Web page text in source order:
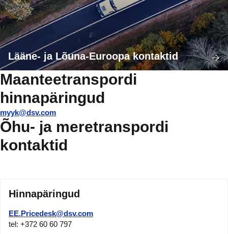
Lääne- ja Lõuna-Euroopa kontaktid
Maanteetranspordi
hinnapäringud
myyk@dsv.com
Õhu- ja meretranspordi
kontaktid
Hinnapäringud
EE.Pricedesk@dsv.com
tel: +372 60 60 797